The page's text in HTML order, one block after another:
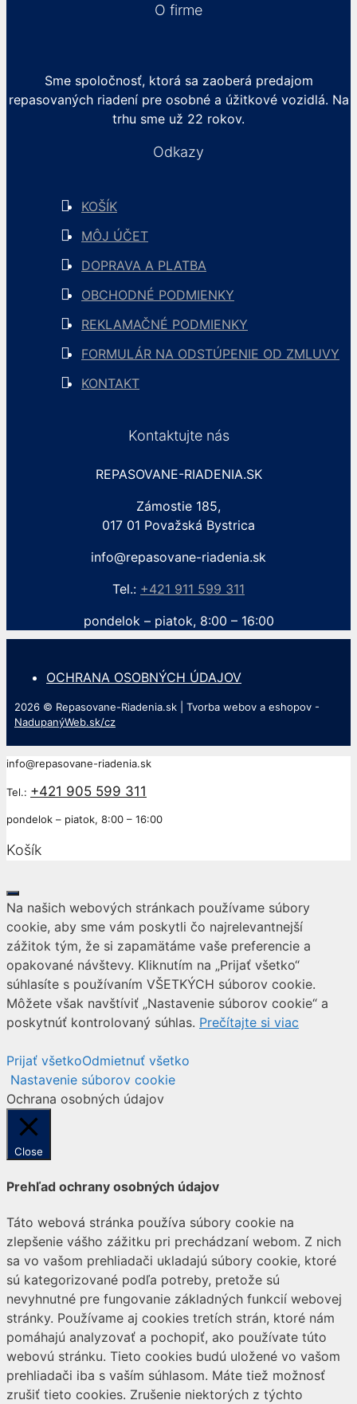
O firme
Sme spoločnosť, ktorá sa zaoberá predajom
repasovaných riadení pre osobné a úžitkové vozidlá. Na
trhu sme už 22 rokov.
Odkazy
KOŠÍK
MÔJ ÚČET
DOPRAVA A PLATBA
OBCHODNÉ PODMIENKY
REKLAMAČNÉ PODMIENKY
FORMULÁR NA ODSTÚPENIE OD ZMLUVY
KONTAKT
Kontaktujte nás
REPASOVANE-RIADENIA.SK
Zámostie 185,
017 01 Považská Bystrica
info@repasovane-riadenia.sk
Tel.: +421 911 599 311
pondelok – piatok, 8:00 – 16:00
OCHRANA OSOBNÝCH ÚDAJOV
2026 © Repasovane-Riadenia.sk | Tvorba webov a eshopov -
NadupanýWeb.sk/cz
info@repasovane-riadenia.sk
Tel.: +421 905 599 311
pondelok – piatok, 8:00 – 16:00
Košík
Close
Na našich webových stránkach používame súbory
cookie, aby sme vám poskytli čo najrelevantnejší
zážitok tým, že si zapamätáme vaše preferencie a
opakované návštevy. Kliknutím na „Prijať všetko“
súhlasíte s používaním VŠETKÝCH súborov cookie.
Môžete však navštíviť „Nastavenie súborov cookie“ a
poskytnúť kontrolovaný súhlas. Prečítajte si viac
Prijať všetkoOdmietnuť všetko
Nastavenie súborov cookie
Ochrana osobných údajov
Close
Prehľad ochrany osobných údajov
Táto webová stránka používa súbory cookie na
zlepšenie vášho zážitku pri prechádzaní webom. Z nich
sa vo vašom prehliadači ukladajú súbory cookie, ktoré
sú kategorizované podľa potreby, pretože sú
nevyhnutné pre fungovanie základných funkcií webovej
stránky. Používame aj cookies tretích strán, ktoré nám
pomáhajú analyzovať a pochopiť, ako používate túto
webovú stránku. Tieto cookies budú uložené vo vašom
prehliadači iba s vaším súhlasom. Máte tiež možnosť
zrušiť tieto cookies. Zrušenie niektorých z týchto